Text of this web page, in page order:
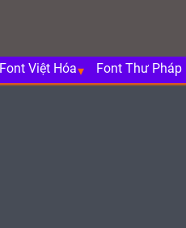
Font Việt Hóa Font Thư Pháp